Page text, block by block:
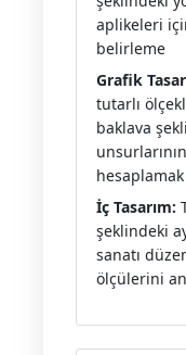
aplikeleri
belirleme
Grafik
tutarlı
baklava
hesaplamak
İç Tasarım:
şeklindeki
sanatı
ölçülerini